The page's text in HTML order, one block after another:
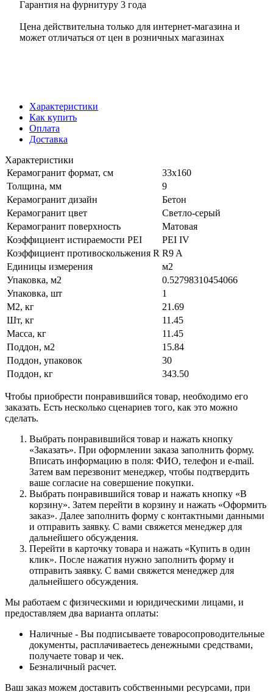
Гарантия на фурнитуру 3 года
Цена действительна только для интернет-магазина и
может отличаться от цен в розничных магазинах
Характеристики
Как купить
Оплата
Доставка
Характеристики
Керамогранит формат, см
33х160
Толщина, мм
9
Керамогранит дизайн
Бетон
Керамогранит цвет
Светло-серый
Керамогранит поверхность
Матовая
Коэффициент истираемости PEI
PEI IV
Коэффициент противоскольжения R R9 A
Единицы измерения
м2
Упаковка, м2
0.52798310454066
Упаковка, шт
1
М2, кг
21.69
Шт, кг
11.45
Масса, кг
11.45
Поддон, м2
15.84
Поддон, упаковок
30
Поддон, кг
343.50
Чтобы приобрести понравившийся товар, необходимо его
заказать. Есть несколько сценариев того, как это можно
сделать.
Выбрать понравившийся товар и нажать кнопку
«Заказать». При оформлении заказа заполнить форму.
Вписать информацию в поля: ФИО, телефон и e-mail.
Затем вам перезвонит менеджер, чтобы подтвердить
ваше согласие на совершение покупки.
Выбрать понравившийся товар и нажать кнопку «В
корзину». Затем перейти в корзину и нажать «Оформить
заказ». Далее заполнить форму с контактными данными
и отправить заявку. С вами свяжется менеджер для
дальнейшего обсуждения.
Перейти в карточку товара и нажать «Купить в один
клик». После нажатия нужно заполнить форму и
отправить заявку. С вами свяжется менеджер для
дальнейшего обсуждения.
Мы работаем с физическими и юридическими лицами, и
предоставляем два варианта оплаты:
Наличные - Вы подписываете товаросопроводительные
документы, расплачиваетесь денежными средствами,
получаете товар и чек.
Безналичный расчет.
Ваш заказ можем доставить собственными ресурсами, при